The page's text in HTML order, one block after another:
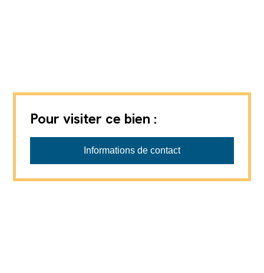
Pour visiter ce bien :
Informations de contact